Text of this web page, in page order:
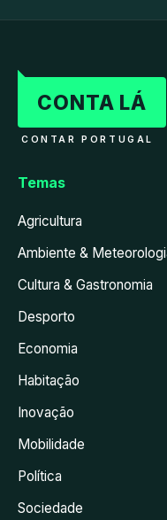
CONTA LÁ
CONTAR PORTUGAL
Temas
Agricultura
Ambiente &
Cultura & Gastronomia
Desporto
Economia
Habitação
Inovação
Mobilidade
Política
Sociedade